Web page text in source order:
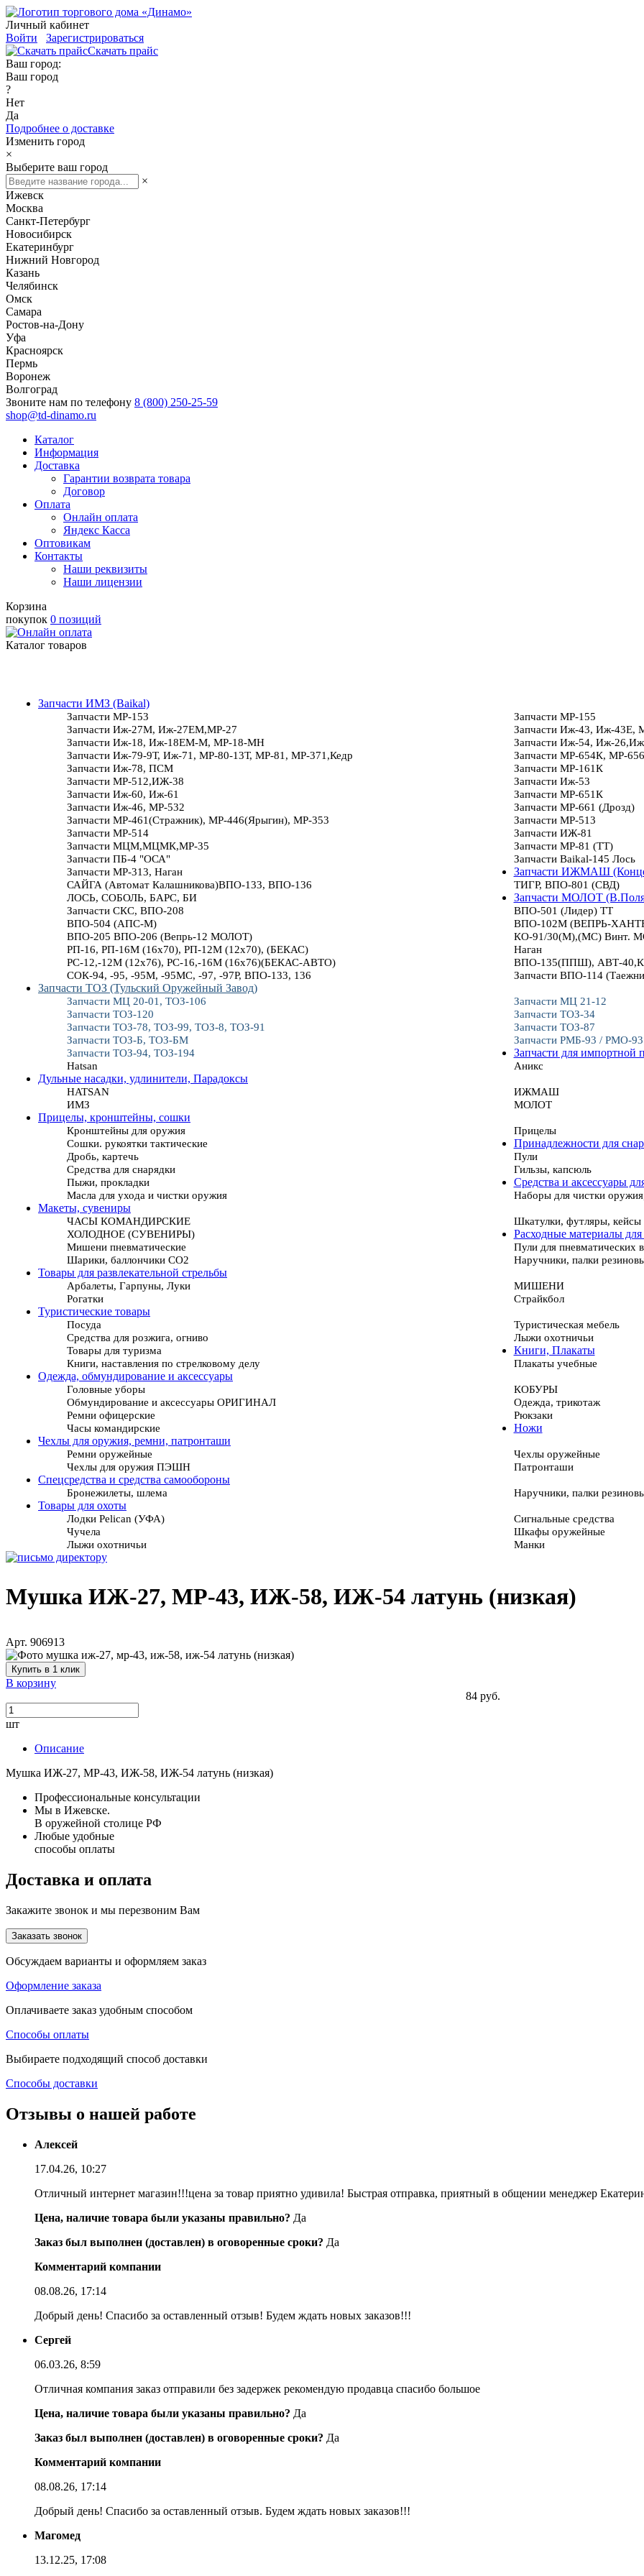
Личный кабинет
Войти
Зарегистрироваться
Скачать прайс
Ваш город:
Ваш город
?
Нет
Да
Подробнее о доставке
Изменить город
×
Выберите ваш город
×
Ижевск
Москва
Санкт-Петербург
Новосибирск
Екатеринбург
Нижний Новгород
Казань
Челябинск
Омск
Самара
Ростов-на-Дону
Уфа
Красноярск
Пермь
Воронеж
Волгоград
Звоните нам по телефону 8 (800) 250-25-59
shop@td-dinamo.ru
Каталог
Информация
Доставка
Гарантии возврата товара
Договор
Оплата
Онлайн оплата
Яндекс Касса
Оптовикам
Контакты
Наши реквизиты
Наши лицензии
Корзина
покупок 0 позиций
Каталог товаров
Запчасти ИМЗ (Baikal)
Запчасти МР-153
Запчасти МР-155
Запчасти Иж-27М, Иж-27ЕМ,МР-27
Запчасти Иж-43, Иж-43Е,
Запчасти Иж-18, Иж-18ЕМ-М, МР-18-МН
Запчасти Иж-54, Иж-
Запчасти Иж-79-9Т, Иж-71, МР-80-13Т, МР-81, МР-371,Кедр
Запчасти МР-654К, МР-
Запчасти Иж-78, ПСМ
Запчасти МР-161К
Запчасти МР-512,ИЖ-38
Запчасти Иж-53
Запчасти Иж-60, Иж-61
Запчасти МР-651К
Запчасти Иж-46, МР-532
Запчасти МР-661 (Дрозд)
Запчасти МР-461(Стражник), МР-446(Ярыгин), МР-353
Запчасти МР-513
Запчасти МР-514
Запчасти ИЖ-81
Запчасти МЦМ,МЦМК,МР-35
Запчасти МР-81 (ТТ)
Запчасти ПБ-4 "ОСА"
Запчасти Baikal-145 Лось
Запчасти МР-313, Наган
Запчасти ИЖМАШ
САЙГА (Автомат Калашникова)ВПО-133, ВПО-136
ТИГР, ВПО-801 (СВД)
ЛОСЬ, СОБОЛЬ, БАРС, БИ
Запчасти МОЛОТ
Запчасти СКС, ВПО-208
ВПО-501 (Лидер) ТТ
ВПО-504 (АПС-М)
ВПО-102М (ВЕПРЬ-
ВПО-205 ВПО-206 (Вепрь-12 МОЛОТ)
КО-91/30(М),(МС) Винт.
РП-16, РП-16М (16х70), РП-12М (12х70), (БЕКАС)
Наган
РС-12,-12М (12х76), РС-16,-16М (16х76)(БЕКАС-АВТО)
ВПО-135(ППШ), АВТ-
СОК-94, -95, -95М, -95МС, -97, -97Р, ВПО-133, 136
Запчасти ВПО-114
Запчасти ТОЗ (Тульский Оружейный Завод)
Запчасти МЦ 20-01, ТОЗ-106
Запчасти МЦ 21-12
Запчасти ТОЗ-120
Запчасти ТОЗ-34
Запчасти ТОЗ-78, ТОЗ-99, ТОЗ-8, ТОЗ-91
Запчасти ТОЗ-87
Запчасти ТОЗ-Б, ТОЗ-БМ
Запчасти РМБ-93 / РМО-93
Запчасти ТОЗ-94, ТОЗ-194
Запчасти для импортной
Hatsan
Аникс
Дульные насадки, удлинители, Парадоксы
HATSAN
ИЖМАШ
ИМЗ
МОЛОТ
Прицелы, кронштейны, сошки
Кронштейны для оружия
Прицелы
Сошки. рукоятки тактические
Принадлежности для
Дробь, картечь
Пули
Средства для снарядки
Гильзы, капсюль
Пыжи, прокладки
Средства и аксессуары
Масла для ухода и чистки оружия
Наборы для чистки
Макеты, сувениры
ЧАСЫ КОМАНДИРСКИЕ
Шкатулки, футляры, кейсы
ХОЛОДНОЕ (СУВЕНИРЫ)
Расходные материалы
Мишени пневматические
Пули для пневматических
Шарики, баллончики СО2
Наручники, палки
Товары для развлекательной стрельбы
Арбалеты, Гарпуны, Луки
МИШЕНИ
Рогатки
Страйкбол
Туристические товары
Посуда
Туристическая мебель
Средства для розжига, огниво
Лыжи охотничьи
Товары для туризма
Книги, Плакаты
Книги, наставления по стрелковому делу
Плакаты учебные
Одежда, обмундирование и аксессуары
Головные уборы
КОБУРЫ
Обмундирование и аксессуары ОРИГИНАЛ
Одежда, трикотаж
Ремни офицерские
Рюкзаки
Часы командирские
Ножи
Чехлы для оружия, ремни, патронташи
Ремни оружейные
Чехлы оружейные
Чехлы для оружия ПЭШН
Патронташи
Спецсредства и средства самообороны
Бронежилеты, шлема
Наручники, палки
Товары для охоты
Лодки Pelican (УФА)
Сигнальные средства
Чучела
Шкафы оружейные
Лыжи охотничьи
Манки
Мушка ИЖ-27, МР-43, ИЖ-58, ИЖ-54 латунь (низкая)
Арт. 906913
Купить в 1 клик
В корзину
84 руб.
шт
Описание
Мушка ИЖ-27, МР-43, ИЖ-58, ИЖ-54 латунь (низкая)
Профессиональные консультации
Мы в Ижевске.
В оружейной столице РФ
Любые удобные
способы оплаты
Доставка и оплата
Закажите звонок и мы перезвоним Вам
Заказать звонок
Обсуждаем варианты и оформляем заказ
Оформление заказа
Оплачиваете заказ удобным способом
Способы оплаты
Выбираете подходящий способ доставки
Способы доставки
Отзывы о нашей работе
Алексей
17.04.26, 10:27
Отличный интернет магазин!!!цена за товар приятно удивила! Быстрая отправка, приятный в общении менеджер
Цена, наличие товара были указаны правильно? Да
Заказ был выполнен (доставлен) в оговоренные сроки? Да
Комментарий компании
08.08.26, 17:14
Добрый день! Спасибо за оставленный отзыв! Будем ждать новых заказов!!!
Сергей
06.03.26, 8:59
Отличная компания заказ отправили без задержек рекомендую продавца спасибо большое
Цена, наличие товара были указаны правильно? Да
Заказ был выполнен (доставлен) в оговоренные сроки? Да
Комментарий компании
08.08.26, 17:14
Добрый день! Спасибо за оставленный отзыв. Будем ждать новых заказов!!!
Магомед
13.12.25, 17:08